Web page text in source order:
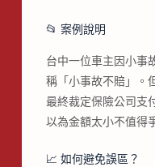
📂 案例說明
台中一位車主因小事
稱「小事故不賠」。
最終裁定保險公司支
以為金額太小不值得
📈 如何避免誤區？